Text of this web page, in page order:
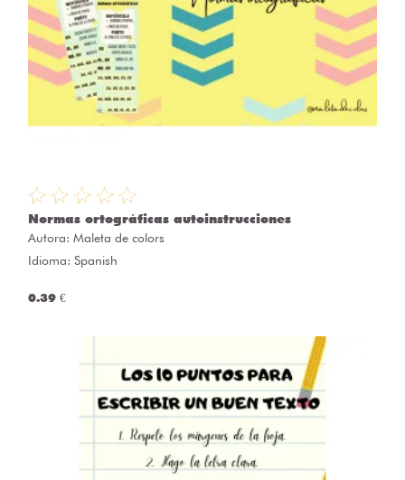
Normas ortográficas autoinstrucciones
Autora: Maleta de colors
Idioma: Spanish
0.39 €